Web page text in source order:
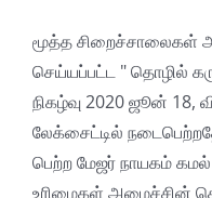
மூத்த சிறைச்சாலைகள்
செய்யப்பட்ட " தொழில்
நிகழ்வு 2020 ஜூன் 18,
லேக்சைட்டில்
பெற்ற மேஜர் நாயகம்
உரிமைகள் அமைச்சின்